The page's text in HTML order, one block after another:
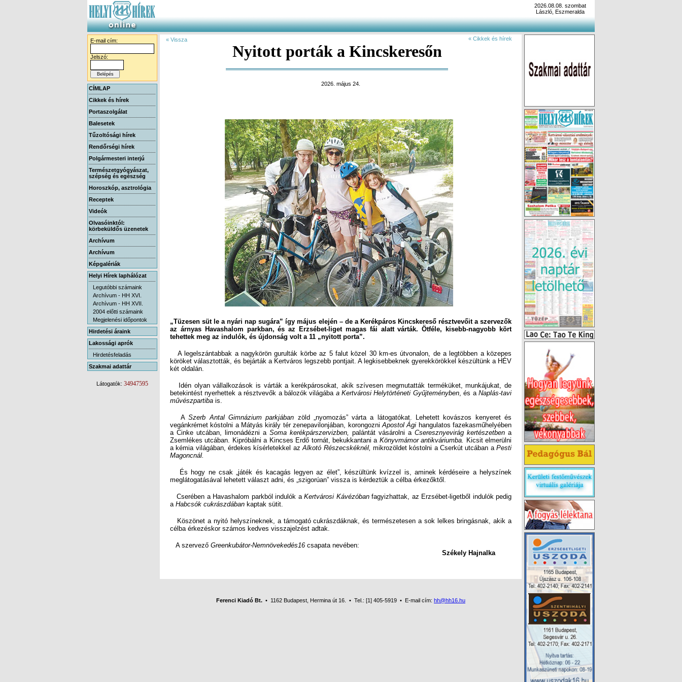
2026.08.08. szombat
László, Eszmeralda
E-mail cím:
Jelszó:
CÍMLAP
Cikkek és hírek
Portaszolgálat
Balesetek
Tűzoltósági hírek
Rendőrségi hírek
Polgármesteri interjú
Természetgyógyászat,
szépség és egészség
Horoszkóp, asztrológia
Receptek
Videók
Olvasóinktól:
körbeküldős üzenetek
Archívum
Archívum
Képgalériák
Helyi Hírek laphálózat
Legutóbbi számaink
Archívum - HH XVI.
Archívum - HH XVII.
2004 előtti számaink
Megjelenési időpontok
Hirdetési áraink
Lakossági aprók
Hirdetésfeladás
Szakmai adattár
Látogatók: 34947595
« Vissza
Nyitott porták a Kincskeresőn
« Cikkek és hírek
2026. május 24.
„Tüzesen süt le a nyári nap sugára” így május elején – de a Kerékpáros Kincskereső résztvevőit a szervezők
az árnyas Havashalom parkban, és az Erzsébet-liget magas fái alatt várták. Ötféle, kisebb-nagyobb kört
tehettek meg az indulók, és újdonság volt a 11 „nyitott porta”.
A legelszántabbak a nagykörön gurulták körbe az 5 falut közel 30 km-es útvonalon, de a legtöbben a közepes
köröket választották, és bejárták a Kertváros legszebb pontjait. A legkisebbeknek gyerekkörökkel készültünk a HÉV
két oldalán.
Idén olyan vállalkozások is várták a kerékpárosokat, akik szívesen megmutatták terméküket, munkájukat, de
betekintést nyerhettek a résztvevők a bálozók világába a Kertvárosi Helytörténeti Gyűjteményben, és aNaplás-tavi
művészpartiba is.
ASzerb Antal Gimnázium parkjában zöld „nyomozás” várta a látogatókat. Lehetett kovászos kenyeret és
vegánkrémet kóstolni a Mátyás király tér zenepavilonjában, korongozniApostol Ági hangulatos fazekasműhelyében
a Cinke utcában, limonádézni a Soma kerékpárszervizben, palántát vásárolni a Cseresznyevirág kertészetben a
Zsemlékes utcában. Kipróbálni a Kincses Erdő tornát, bekukkantani a Könyvmámor antikváriumba. Kicsit elmerülni
a kémia világában, érdekes kísérletekkel azAlkotó Részecskéknél, mikrozöldet kóstolni a Cserkút utcában aPesti
Magoncnál.
És hogy ne csak „játék és kacagás legyen az élet”, készültünk kvízzel is, aminek kérdéseire a helyszínek
meglátogatásával lehetett választ adni, és „szigorúan” vissza is kérdeztük a célba érkezőktől.
Cserében a Havashalom parkból indulók aKertvárosi Kávézóbanfagyizhattak, az Erzsébet-ligetből indulók pedig
a Habcsók cukrászdában kaptak sütit.
Köszönet a nyitó helyszíneknek, a támogató cukrászdáknak, és természetesen a sok lelkes bringásnak, akik a
célba érkezéskor számos kedves visszajelzést adtak.
A szervező Greenkubátor-Nemnövekedés16 csapata nevében:
Székely Hajnalka
Ferenci Kiadó Bt. • 1162 Budapest, Hermina út 16. • Tel.: [1] 405-5919 • E-mail cím: hh@hh16.hu